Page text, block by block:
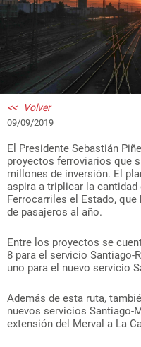
<< Volver
09/09/2019
El Presidente Sebastián
proyectos ferroviarios que
millones de inversión. El
aspira a triplicar la cantidad
Ferrocarriles el Estado,
de pasajeros al año.
Entre los proyectos se
8 para el servicio Santiago-
uno para el nuevo servicio
Además de esta ruta,
nuevos servicios Santiago-
extensión del Merval a La